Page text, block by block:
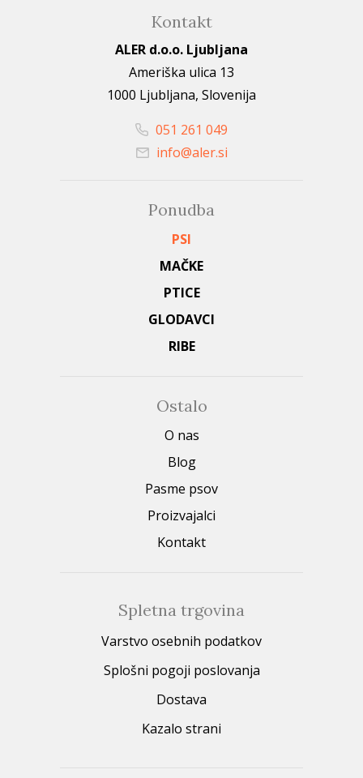
Kontakt
ALER d.o.o. Ljubljana
Ameriška ulica 13
1000 Ljubljana, Slovenija
051 261 049
info@aler.si
Ponudba
PSI
MAČKE
PTICE
GLODAVCI
RIBE
Ostalo
O nas
Blog
Pasme psov
Proizvajalci
Kontakt
Spletna trgovina
Varstvo osebnih podatkov
Splošni pogoji poslovanja
Dostava
Kazalo strani